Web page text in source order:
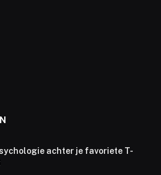
achter je favoriete T-